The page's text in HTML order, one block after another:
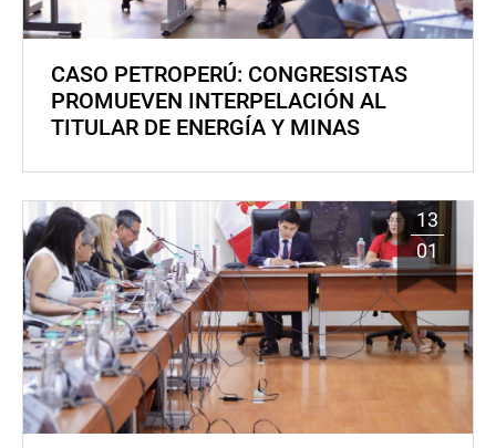
CASO PETROPERÚ: CONGRESISTAS
PROMUEVEN INTERPELACIÓN AL
TITULAR DE ENERGÍA Y MINAS
13
01